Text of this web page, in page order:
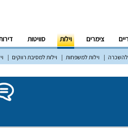
צימרים וילות סוויטות
להשכרה וילות למשפחות וילות למסיבת רווקים